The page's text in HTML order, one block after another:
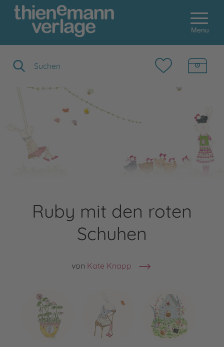
Menu
Ruby mit den roten
Schuhen
von Kate Knapp